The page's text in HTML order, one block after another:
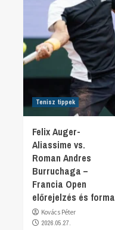
Tenisz tippek
Felix Auger-
Aliassime vs.
Roman Andres
Burruchaga –
Francia Open
előrejelzés és forma
Kovács Péter
2026.05.27.